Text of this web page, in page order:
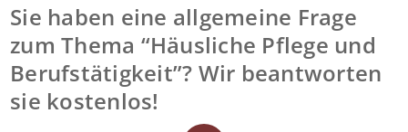
Sie haben eine allgemeine Frage
zum Thema “Häusliche Pflege und
Berufstätigkeit”? Wir beantworten
sie kostenlos!